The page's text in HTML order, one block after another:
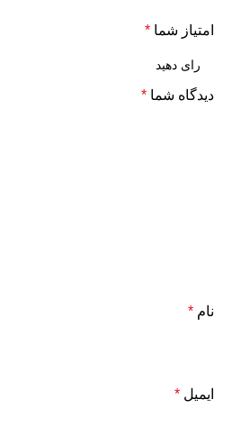
امتیاز شما *
دیدگاه شما *
نام *
ایمیل *